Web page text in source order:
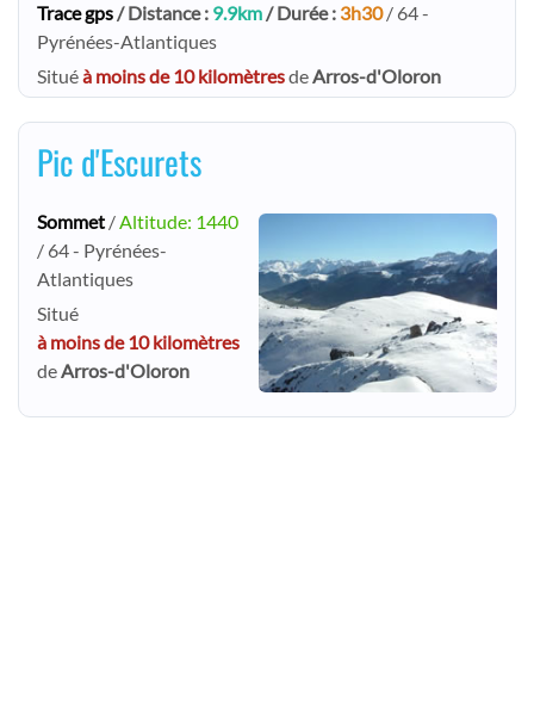
Trace gps/ Distance : 9.9km/ Durée : 3h30/ 64 -
Pyrénées-Atlantiques
Situéà moins de 10 kilomètresdeArros-d'Oloron
Pic d'Escurets
Sommet /Altitude: 1440
/ 64 - Pyrénées-
Atlantiques
Situé
à moins de 10 kilomètres
deArros-d'Oloron